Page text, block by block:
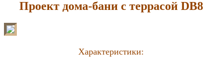
Проект дома-бани с террасой DB8
Характеристики: